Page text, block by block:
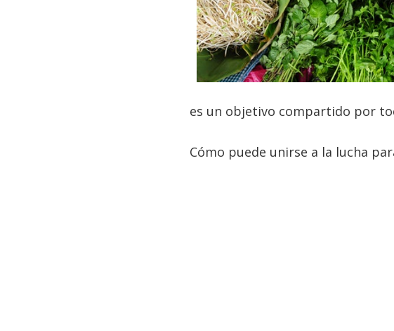
es un objetivo compartido por
Cómo puede unirse a la lucha